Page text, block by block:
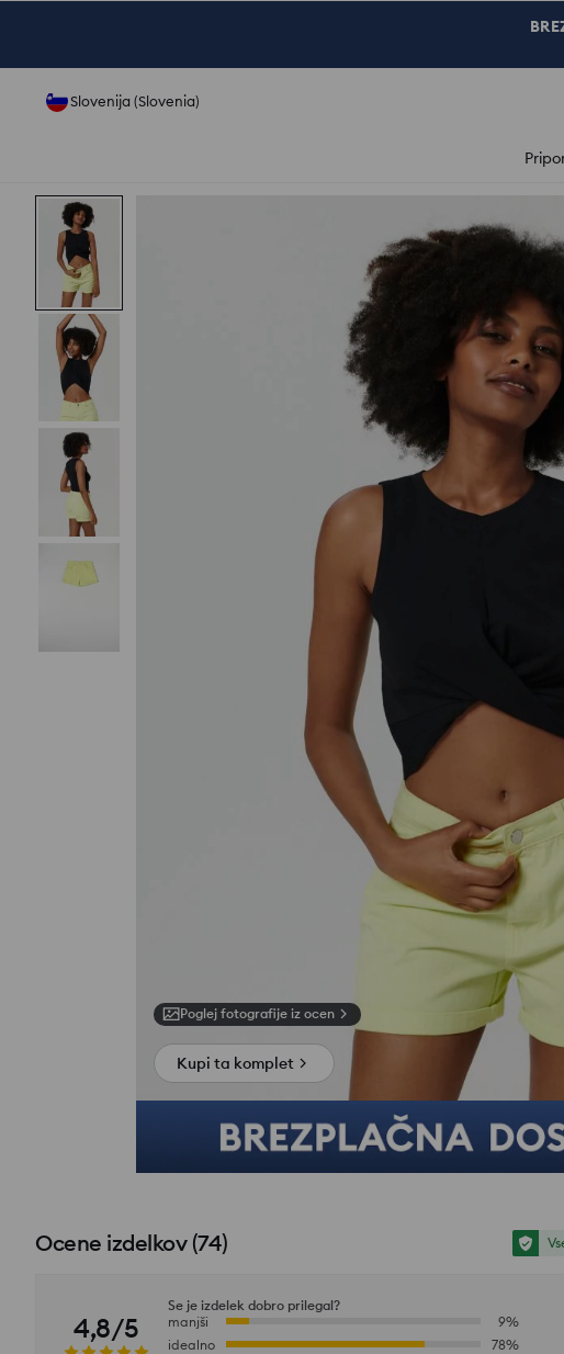
Slovenija (Slovenia)
Poglej fotografije iz ocen
Kupi ta komplet
Ocene izdelkov(74)
4,8/5
Se je izdelek dobro prilegal?
manjši
9%
idealno
78%